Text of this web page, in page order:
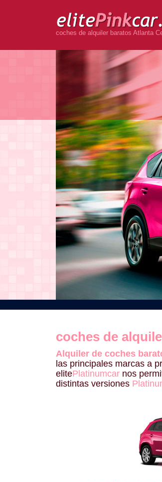
coches de alquiler baratos Atlanta
coches de
Alquiler de coches
las principales marcas a
elitePlatinumcar nos
distintas versiones